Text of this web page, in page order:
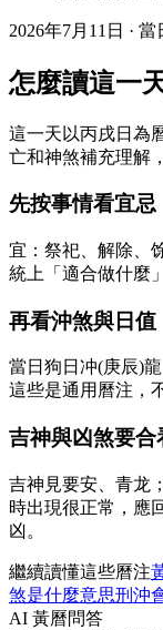
2026年7月11日 ·
怎麼讀這一
這一天以丙戌日為
亡和神煞補充理解
先按事情看宜忌
宜：祭祀、解除、
統上「適合做什麼
再看沖煞與日值
當日狗日冲(庚辰)
這些是通用曆注，
吉神與凶煞要合
吉神見要安、青龙
時出現很正常，應
凶。
繼續讀懂這些曆注
煞是什麼意思刑沖
AI 黃曆問答